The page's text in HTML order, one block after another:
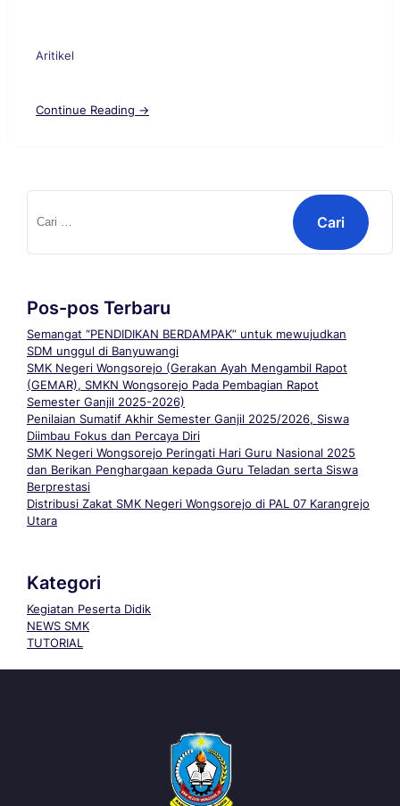
Aritikel
Continue Reading →
Cari
untuk:
Pos-pos Terbaru
Semangat “PENDIDIKAN BERDAMPAK” untuk mewujudkan
SDM unggul di Banyuwangi
SMK Negeri Wongsorejo (Gerakan Ayah Mengambil Rapot
(GEMAR), SMKN Wongsorejo Pada Pembagian Rapot
Semester Ganjil 2025-2026)
Penilaian Sumatif Akhir Semester Ganjil 2025/2026, Siswa
Diimbau Fokus dan Percaya Diri
SMK Negeri Wongsorejo Peringati Hari Guru Nasional 2025
dan Berikan Penghargaan kepada Guru Teladan serta Siswa
Berprestasi
Distribusi Zakat SMK Negeri Wongsorejo di PAL 07 Karangrejo
Utara
Kategori
Kegiatan Peserta Didik
NEWS SMK
TUTORIAL